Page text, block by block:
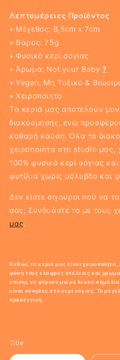
Λεπτομέρειες Προϊόντος
• Μέγεθος: 8,5cm x 7cm
• Βάρος: 75g
• Φυσικό κερί σόγιας
• Άρωμα: Not your Baby ?
• Vegan, Μη Τοξικό &
• Χειροποίητο
Τα κεριά μας αποτελούν
διακόσμησης, ενώ
καθαρή καύση. Όλα τα
χειροποίητα στο studio μας,
100% φυσικό κερί σόγιας
φυτίλια χωρίς μόλυβδο και
Δεν είστε σίγουροι πού να
σας; Συνδυάστε το με τους
μας.
Καθώς τα κεριά μας είναι
φύση τους ελαφρές ατέλειες και
επίσης να φέρουν μικρά λευκά
είναι σύνηθες στο κερί σόγιας. Το
προσέγγιση.
Title